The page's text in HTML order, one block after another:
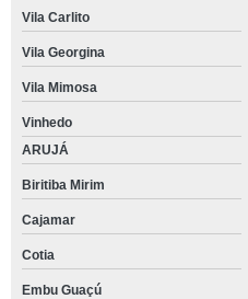
Vila Carlito
Vila Georgina
Vila Mimosa
Vinhedo
ARUJÁ
Biritiba Mirim
Cajamar
Cotia
Embu Guaçú